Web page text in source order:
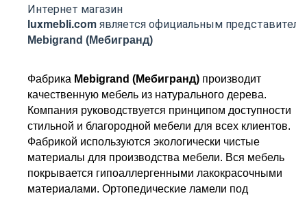
Интернет магазин
luxmebli.comявляется официальным
Mebigrand (Мебигранд)
Фабрика Mebigrand (Мебигранд) производит
качественную мебель из натурального дерева.
Компания руководствуется принципом доступности
стильной и благородной мебели для всех клиентов.
Фабрикой используются экологически чистые
материалы для производства мебели. Вся мебель
покрывается гипоаллергенными лакокрасочными
материалами. Ортопедические ламели под